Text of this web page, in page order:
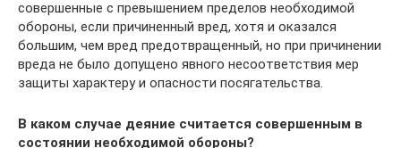
совершенные с превышением пределов необходимой
обороны, если причиненный вред, хотя и оказался
большим, чем вред предотвращенный, но при причинении
вреда не было допущено явного несоответствия мер
защиты характеру и опасности посягательства.
В каком случае деяние считается совершенным в
состоянии необходимой обороны?